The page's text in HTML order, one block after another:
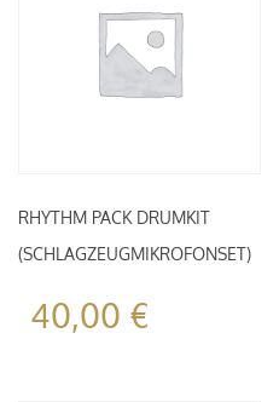
RHYTHM PACK DRUMKIT
(SCHLAGZEUGMIKROFONSET)
40,00 €